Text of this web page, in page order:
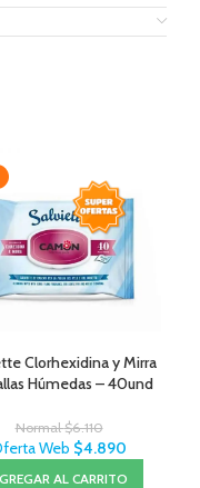
Clorhexidina y Mirra
Húmedas – 40und
Normal$6.110
Web $4.890
AL CARRITO